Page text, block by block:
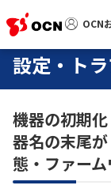
OCN
OCNお客さ
サポー
サービ
設定・ト
機器の初期
器名の末尾
態・ファー